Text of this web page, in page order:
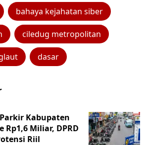
bahaya kejahatan siber
ciledug metropolitan
dasar
Kabupaten
Rp1,6 Miliar, DPRD
Riil